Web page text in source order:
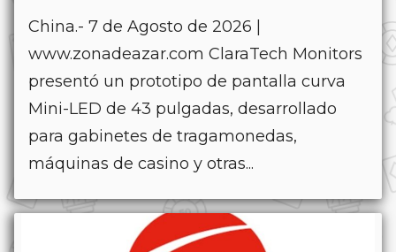
China.- 7 de Agosto de 2026 |
www.zonadeazar.com ClaraTech Monitors
presentó un prototipo de pantalla curva
Mini-LED de 43 pulgadas, desarrollado
para gabinetes de tragamonedas,
máquinas de casino y otras...